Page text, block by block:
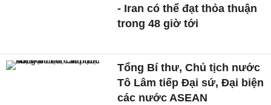
- Iran có thể đạt thỏa thuận
trong 48 giờ tới
Tổng Bí thư, Chủ tịch nước
Tô Lâm tiếp Đại sứ, Đại biện
các nước ASEAN